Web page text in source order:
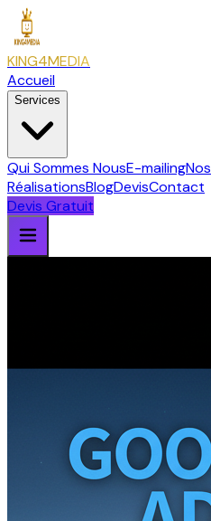
KING4MEDIA
Accueil
Services
Qui Sommes NousE-mailingNos
RéalisationsBlogDevisContact
Devis Gratuit